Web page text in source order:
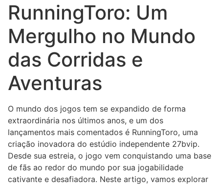
RunningToro: Um
Mergulho no Mundo
das Corridas e
Aventuras
O mundo dos jogos tem se expandido de forma
extraordinária nos últimos anos, e um dos
lançamentos mais comentados é RunningToro, uma
criação inovadora do estúdio independente 27bvip.
Desde sua estreia, o jogo vem conquistando uma base
de fãs ao redor do mundo por sua jogabilidade
cativante e desafiadora. Neste artigo, vamos explorar